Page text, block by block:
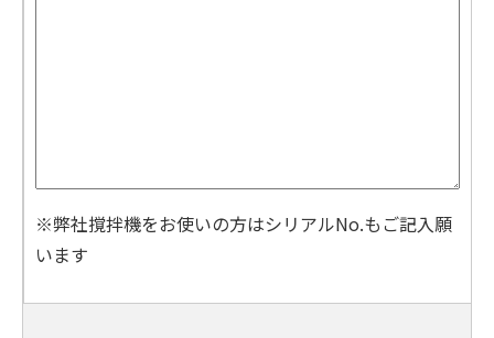
※弊社撹拌機をお使いの方はシリアルNo.もご記入願
います